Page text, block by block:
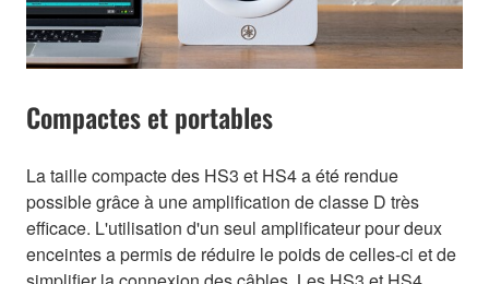
Compactes et portables
La taille compacte des HS3 et HS4 a été rendue
possible grâce à une amplification de classe D très
efficace. L'utilisation d'un seul amplificateur pour deux
enceintes a permis de réduire le poids de celles-ci et de